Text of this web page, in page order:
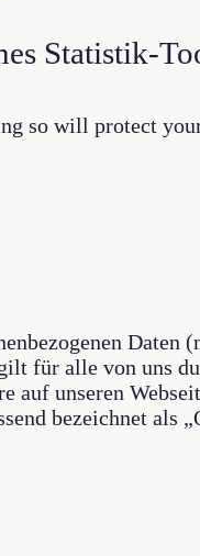
Statistik-
so will protect
Daten
für alle von uns
auf unseren
bezeichnet als